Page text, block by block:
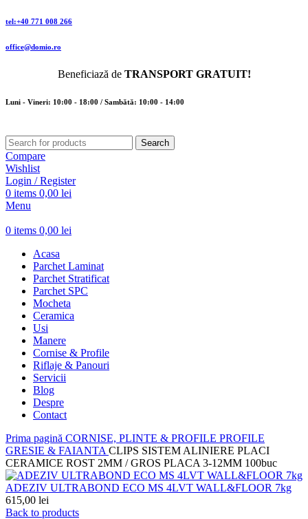
tel:+40 771 008 266
office@domio.ro
Beneficiază de TRANSPORT GRATUIT!
Luni - Vineri: 10:00 - 18:00 / Sambătă: 10:00 - 14:00
Search
Compare
Wishlist
Login / Register
0 items 0,00 lei
Menu
0 items 0,00 lei
Acasa
Parchet Laminat
Parchet Stratificat
Parchet SPC
Mocheta
Ceramica
Usi
Manere
Cornise & Profile
Riflaje & Panouri
Servicii
Blog
Despre
Contact
Prima pagină CORNISE, PLINTE & PROFILE PROFILE
GRESIE & FAIANTA CLIPS SISTEM ALINIERE PLACI
CERAMICE ROST 2MM / GROS PLACA 3-12MM 100buc
ADEZIV ULTRABOND ECO MS 4LVT WALL&FLOOR 7kg
615,00 lei
Back to products